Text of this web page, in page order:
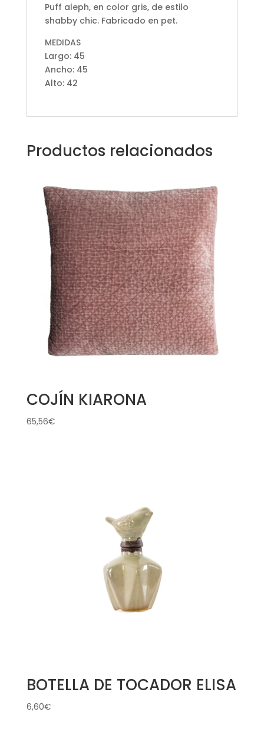
Puff aleph, en color gris, de estilo
shabby chic. Fabricado en pet.
MEDIDAS
Largo: 45
Ancho: 45
Alto: 42
Productos relacionados
COJÍN KIARONA
65,56€
BOTELLA DE TOCADOR ELISA
6,60€